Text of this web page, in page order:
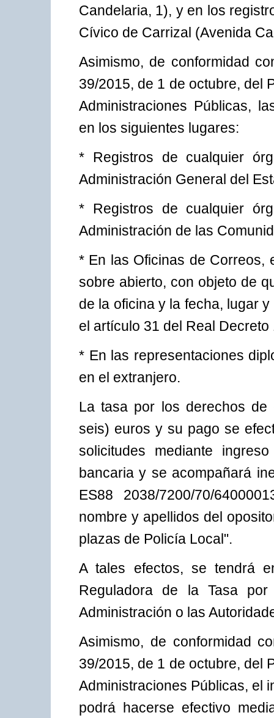
Candelaria, 1), y en los
Cívico de Carrizal (Avenida
Asimismo, de conformidad
39/2015, de 1 de octubre, del
Administraciones Públicas,
en los siguientes lugares:
* Registros de cualquier
Administración General del
* Registros de cualquier
Administración de las
* En las Oficinas de Correos,
sobre abierto, con objeto de
de la oficina y la fecha, lugar
el artículo 31 del Real
* En las representaciones
en el extranjero.
La tasa por los derechos de
seis) euros y su pago se
solicitudes mediante
bancaria y se acompañará
ES88 2038/7200/70/
nombre y apellidos del
plazas de Policía Local".
A tales efectos, se tendrá
Reguladora de la Tasa
Administración o las
Asimismo, de conformidad
39/2015, de 1 de octubre, del
Administraciones Públicas, el
podrá hacerse efectivo